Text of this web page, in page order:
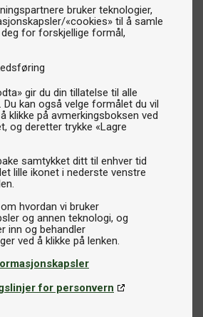
bruker teknologier,
«cookies» til å samle
for forskjellige formål,
gir du din tillatelse til alle
kan også velge formålet du vil
klikke på avmerkingsboksen ved
og deretter trykke «Lagre
samtykket ditt til enhver tid
lille ikonet i nederste venstre
hvordan vi bruker
og annen teknologi, og
inn og behandler
for personvern